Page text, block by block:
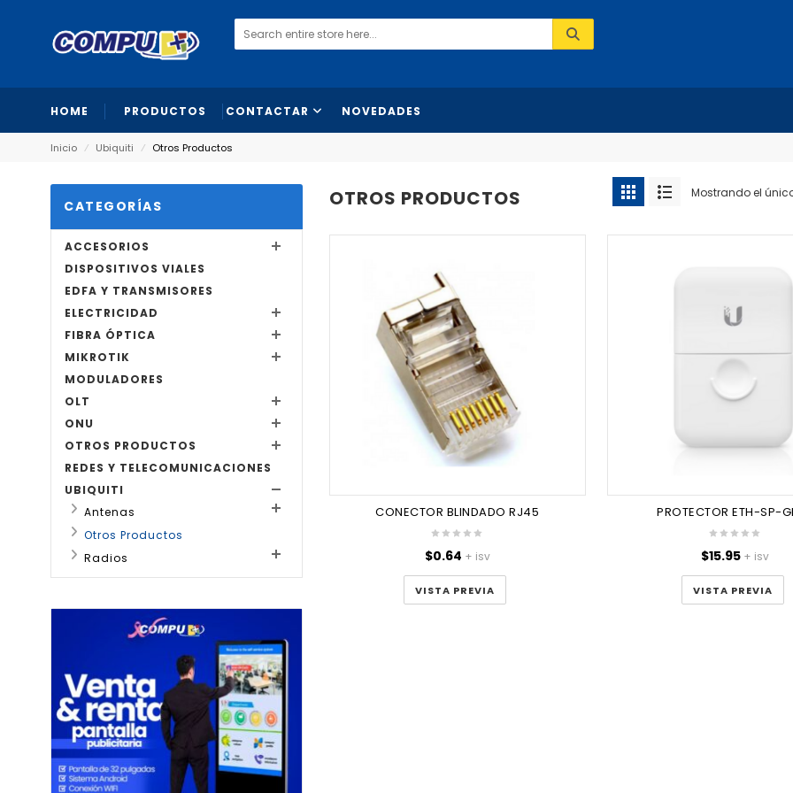
HOME PRODUCTOS CONTACTAR NOVEDADES
Inicio ⁄ Ubiquiti ⁄ Otros Productos
CATEGORÍAS
ACCESORIOS
DISPOSITIVOS VIALES
EDFA Y TRANSMISORES
ELECTRICIDAD
FIBRA ÓPTICA
MIKROTIK
MODULADORES
OLT
ONU
OTROS PRODUCTOS
REDES Y TELECOMUNICACIONES
UBIQUITI
Antenas
Otros Productos
Radios
OTROS PRODUCTOS Mostrando el
CONECTOR BLINDADO RJ45
$0.64 + isv
VISTA PREVIA
PROTECTOR ETH-SP-
$15.95 + isv
VISTA PREVIA